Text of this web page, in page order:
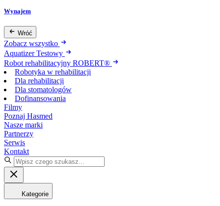
Wynajem
Wróć
Zobacz wszystko
Aquatizer Testowy
Robot rehabilitacyjny ROBERT®
Robotyka w rehabilitacji
Dla rehabilitacji
Dla stomatologów
Dofinansowania
Filmy
Poznaj Hasmed
Nasze marki
Partnerzy
Serwis
Kontakt
Kategorie